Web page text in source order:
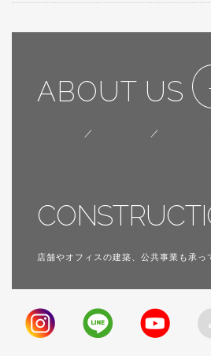
ABOUT US
／ ／
店舗やオフィスの建築、公共事業も承っ